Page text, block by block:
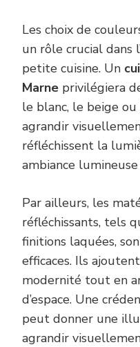
Les choix de
un rôle crucial dans
petite cuisine. Un
Marne privilégiera
le blanc, le beige
agrandir
réfléchissent la
ambiance
Par ailleurs, les
réfléchissants, tels
finitions laquées,
efficaces. Ils
modernité tout en
d’espace. Une
peut donner une
agrandir